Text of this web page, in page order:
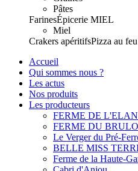
Pâtes
FarinesÉpicerie MIEL
Miel
Crakers apéritifsPizza au
Accueil
Qui sommes nous ?
Les actus
Nos produits
Les producteurs
FERME DE
FERME DU
Le Verger du Pré-
BELLE MISS
Ferme de la Haute-